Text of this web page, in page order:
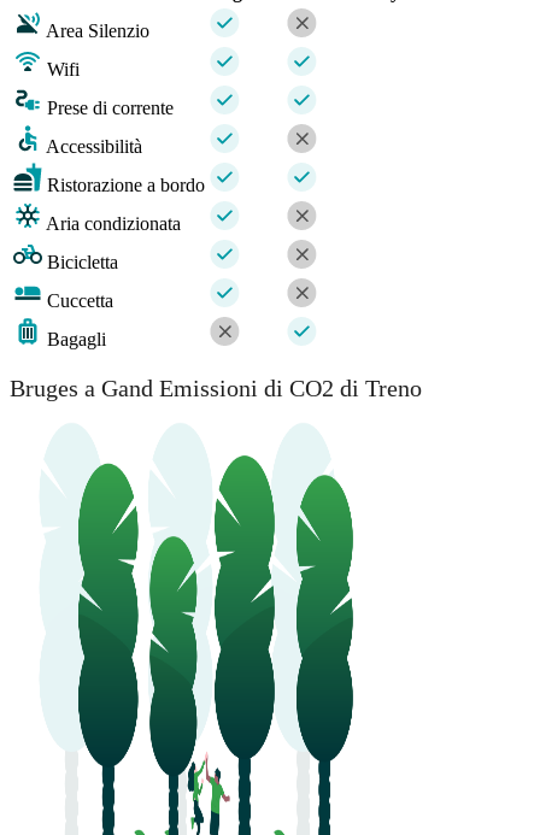
Area Silenzio
Wifi
Prese di corrente
Accessibilità
Ristorazione a bordo
Aria condizionata
Bicicletta
Cuccetta
Bagagli
Bruges a Gand Emissioni di CO2 di Treno